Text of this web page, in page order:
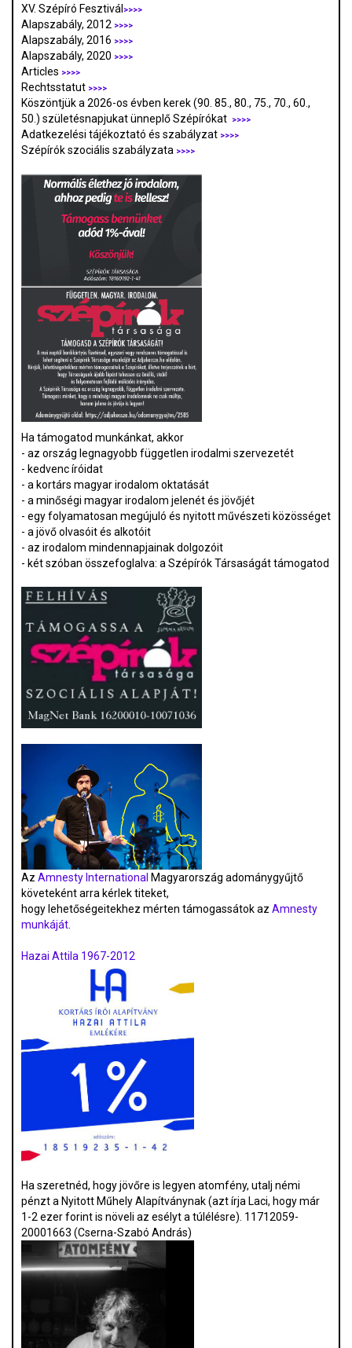
XV. Szépíró Fesztivál >>>>
Alapszabály, 2012 >>>>
Alapszabály, 2016 >>>>
Alapszabály, 2020 >>>>
Articles >>>>
Rechtsstatut >>>>
Köszöntjük a 2026-os évben kerek (90. 85., 80., 75., 70., 60.,
50.) születésnapjukat ünneplő Szépírókat
>>>>
Adatkezelési tájékoztató és szabályzat >>>>
Szépírók szociális szabályzata >>>>
Ha támogatod munkánkat, akkor
- az ország legnagyobb független irodalmi szervezetét
- kedvenc íróidat
- a kortárs magyar irodalom oktatását
- a minőségi magyar irodalom jelenét és jövőjét
- egy folyamatosan megújuló és nyitott művészeti közösséget
- a jövő olvasóit és alkotóit
- az irodalom mindennapjainak dolgozóit
- két szóban összefoglalva: a Szépírók Társaságát támogatod
Az Amnesty International Magyarország adománygyűjtő
követeként arra kérlek titeket,
hogy lehetőségeitekhez mérten támogassátok az Amnesty
munkáját
Hazai Attila 1967-2012
Ha szeretnéd, hogy jövőre is legyen atomfény, utalj némi
pénzt a Nyitott Műhely Alapítványnak (azt írja Laci, hogy már
1-2 ezer forint is növeli az esélyt a túlélésre). 11712059-
20001663 (Cserna-Szabó András)